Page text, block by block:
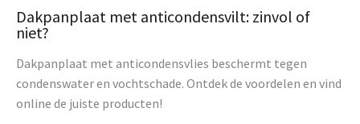
Dakpanplaat met anticondensvilt: zinvol of
niet?
Dakpanplaat met anticondensvlies beschermt tegen
condenswater en vochtschade. Ontdek de voordelen en vind
online de juiste producten!